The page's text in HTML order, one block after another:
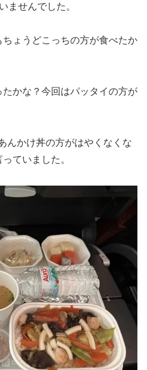
ませんでした。
ょうどこっちの方が食べたか
かな？今回はパッタイの方が
んかけ丼の方がはやくなくな
ていました。